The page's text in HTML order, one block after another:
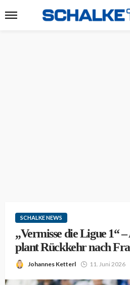
SCHALKE NEWS
„Vermisse die Ligue 1“
plant Rückkehr nach
Johannes Ketterl 11. Juni 2026